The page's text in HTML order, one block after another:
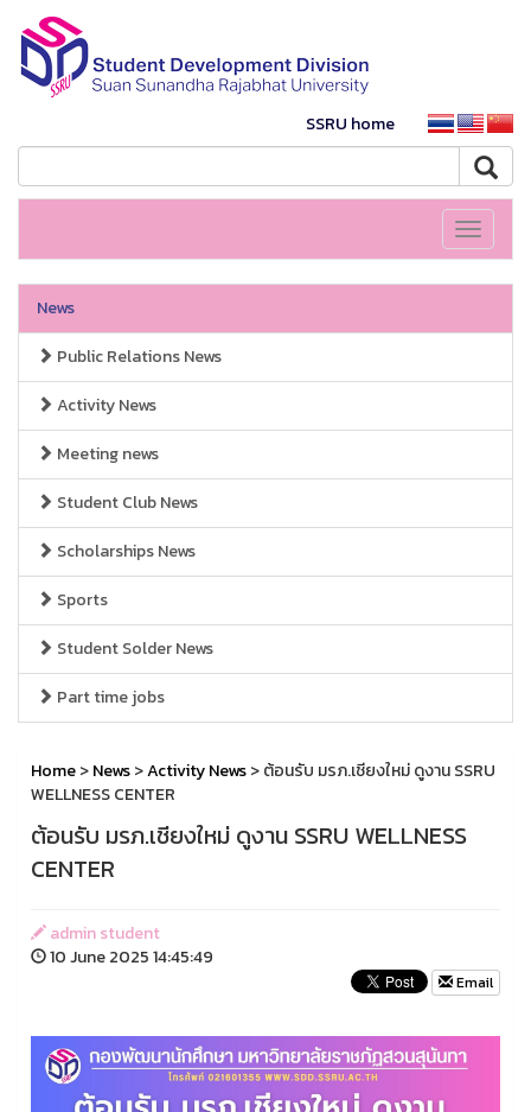
SSRU home
Toggle
News
Public Relations News
Activity News
Meeting news
Student Club News
Scholarships News
Sports
Student Solder News
Part time jobs
Home>News>Activity News> ต้อนรับ มรภ.เชียงใหม่ ดูงาน SSRU
WELLNESS CENTER
ต้อนรับ มรภ.เชียงใหม่ ดูงาน SSRU WELLNESS
CENTER
admin student
10 June 2025 14:45:49
Email